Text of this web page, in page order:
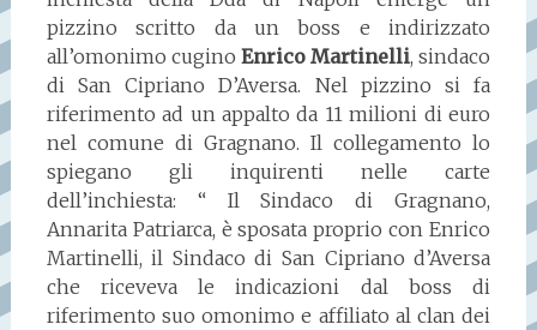
pizzino scritto da un boss e indirizzato
all’omonimo cugino Enrico Martinelli, sindaco
di San Cipriano D’Aversa. Nel pizzino si fa
riferimento ad un appalto da 11 milioni di euro
nel comune di Gragnano. Il collegamento lo
spiegano gli inquirenti nelle carte
dell’inchiesta: “ Il Sindaco di Gragnano,
Annarita Patriarca, è sposata proprio con Enrico
Martinelli, il Sindaco di San Cipriano d’Aversa
che riceveva le indicazioni dal boss di
riferimento suo omonimo e affiliato al clan dei